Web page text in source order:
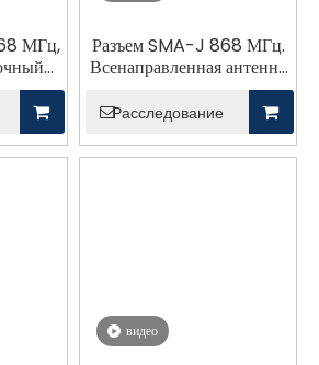
МГц,
FPC
Разъем SMA-J 868 МГц.
Всенаправленная антенна
для беспроводных систем.
Расследование
видео